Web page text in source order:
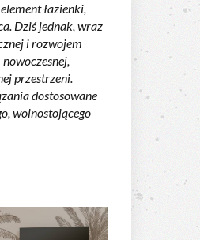
łazienki,
Dziś jednak, wraz
i rozwojem
przestrzeni.
dostosowane
wolnostojącego